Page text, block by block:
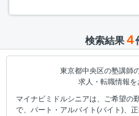
検索結果 4
東京都中央区の塾講師
求人・転職情報を
マイナビミドルシニアは、ご希望の
で、パート・アルバイト(バイト)、